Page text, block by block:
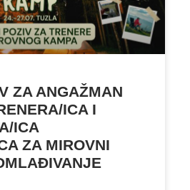
ZA ANGAŽMAN
ICA I
ICA
ZA MIROVNI